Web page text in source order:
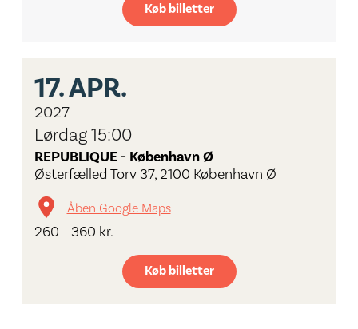
Køb billetter
17.APR.
2027
Lørdag 15:00
REPUBLIQUE - København Ø
Østerfælled Torv 37, 2100 København Ø
Åben Google Maps
260 - 360 kr.
Køb billetter